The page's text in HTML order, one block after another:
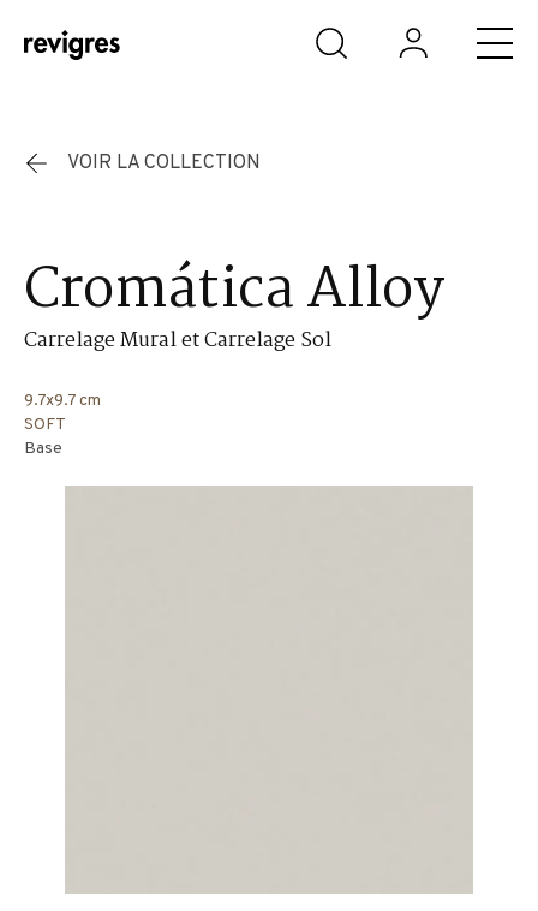
Aller au contenu principal
VOIR LA COLLECTION
Cromática Alloy
Carrelage Mural et Carrelage Sol
9.7x9.7 cm
SOFT
Base